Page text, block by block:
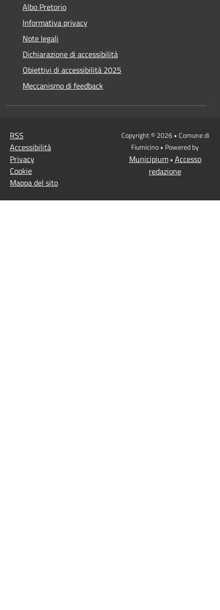
Albo Pretorio
Informativa privacy
Note legali
Dichiarazione di accessibilità
Obiettivi di accessibilità 2025
Meccanismo di feedback
RSS
Accessibilità
Privacy
Cookie
Mappa del sito
Copyright © 2026 • Comune di
Fiumicino • Powered by
Municipium• Accesso
redazione